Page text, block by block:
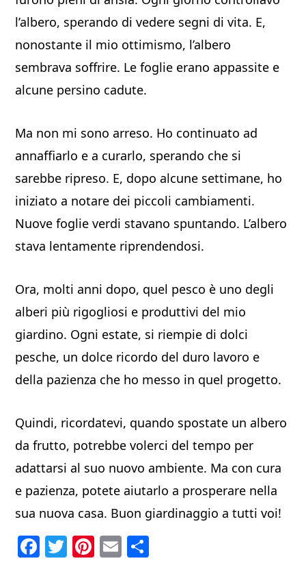
l’albero, sperando di vedere segni di vita. E,
nonostante il mio ottimismo, l’albero
sembrava soffrire. Le foglie erano appassite e
alcune persino cadute.
Ma non mi sono arreso. Ho continuato ad
annaffiarlo e a curarlo, sperando che si
sarebbe ripreso. E, dopo alcune settimane, ho
iniziato a notare dei piccoli cambiamenti.
Nuove foglie verdi stavano spuntando. L’albero
stava lentamente riprendendosi.
Ora, molti anni dopo, quel pesco è uno degli
alberi più rigogliosi e produttivi del mio
giardino. Ogni estate, si riempie di dolci
pesche, un dolce ricordo del duro lavoro e
della pazienza che ho messo in quel progetto.
Quindi, ricordatevi, quando spostate un albero
da frutto, potrebbe volerci del tempo per
adattarsi al suo nuovo ambiente. Ma con cura
e pazienza, potete aiutarlo a prosperare nella
sua nuova casa. Buon giardinaggio a tutti voi!
F
T
Pi E